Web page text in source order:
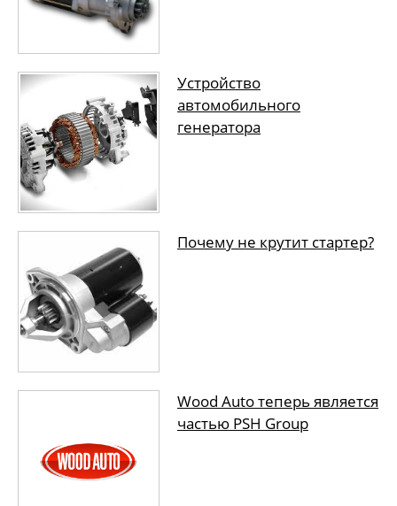
Устройство
автомобильного
генератора
Почему не крутит стартер?
Wood Auto теперь является
частью PSH Group